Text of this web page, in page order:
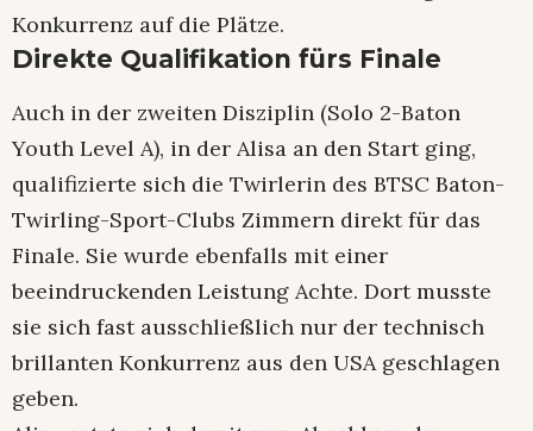
Konkurrenz auf die Plätze.
Direkte Qualifikation fürs Finale
Auch in der zweiten Disziplin (Solo 2-Baton
Youth Level A), in der Alisa an den Start ging,
qualifizierte sich die Twirlerin des BTSC Baton-
Twirling-Sport-Clubs Zimmern direkt für das
Finale. Sie wurde ebenfalls mit einer
beeindruckenden Leistung Achte. Dort musste
sie sich fast ausschließlich nur der technisch
brillanten Konkurrenz aus den USA geschlagen
geben.